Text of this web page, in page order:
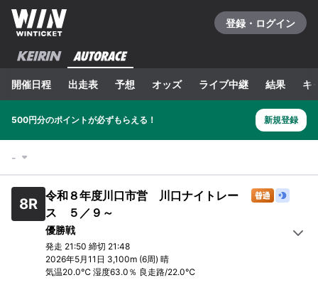
登録・ログイン
開催日程 出走表 予想 オッズ ライブ中継 結果 キ
500円分のポイントが必ずもらえる！ 新規登録
-
8R 令和８年度川口市営 川口ナイトレー
ス ５／９～
優勝戦
発走 21:50 締切 21:48
2026年5月11日 3,100m (6周) 晴
気温20.0℃ 湿度63.0 ％ 良走路/22.0℃